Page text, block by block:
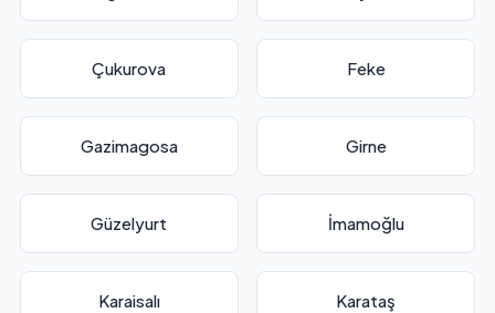
Çukurova Feke
Gazimagosa Girne
Güzelyurt İmamoğlu
Karaisalı Karataş